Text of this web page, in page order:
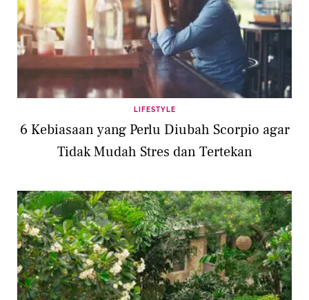
LIFESTYLE
6 Kebiasaan yang Perlu Diubah Scorpio agar
Tidak Mudah Stres dan Tertekan